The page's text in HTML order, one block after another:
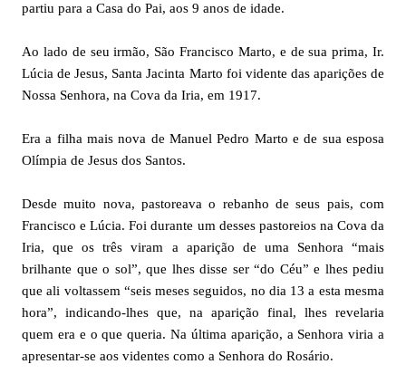
partiu para a Casa do Pai, aos 9 anos de idade.
Ao lado de seu irmão, São Francisco Marto, e de sua prima, Ir.
Lúcia de Jesus, Santa Jacinta Marto foi vidente das aparições de
Nossa Senhora, na Cova da Iria, em 1917.
Era a filha mais nova de Manuel Pedro Marto e de sua esposa
Olímpia de Jesus dos Santos.
Desde muito nova, pastoreava o rebanho de seus pais, com
Francisco e Lúcia. Foi durante um desses pastoreios na Cova da
Iria, que os três viram a aparição de uma Senhora “mais
brilhante que o sol”, que lhes disse ser “do Céu” e lhes pediu
que ali voltassem “seis meses seguidos, no dia 13 a esta mesma
hora”, indicando-lhes que, na aparição final, lhes revelaria
quem era e o que queria. Na última aparição, a Senhora viria a
apresentar-se aos videntes como a Senhora do Rosário.